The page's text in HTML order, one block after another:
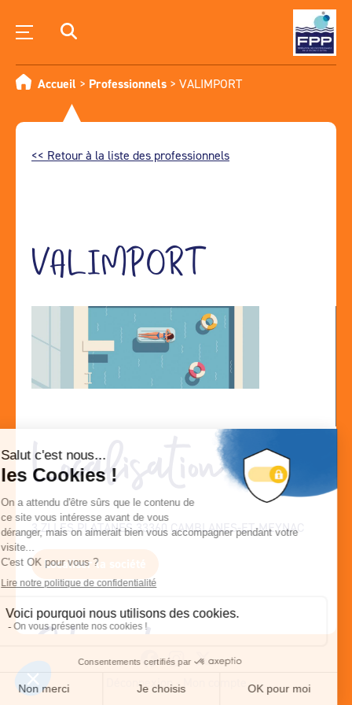
Accueil > Professionnels > VALIMPORT
<< Retour à la liste des professionnels
VALIMPORT
Localisation
3 ZI LES PLATANES 33360 CAMBLANES-ET-MEYNAC
Localiser la société
Site web
Déconnexion -